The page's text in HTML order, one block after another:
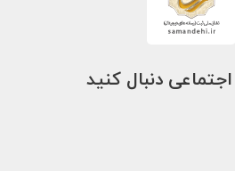
دنبال کنید